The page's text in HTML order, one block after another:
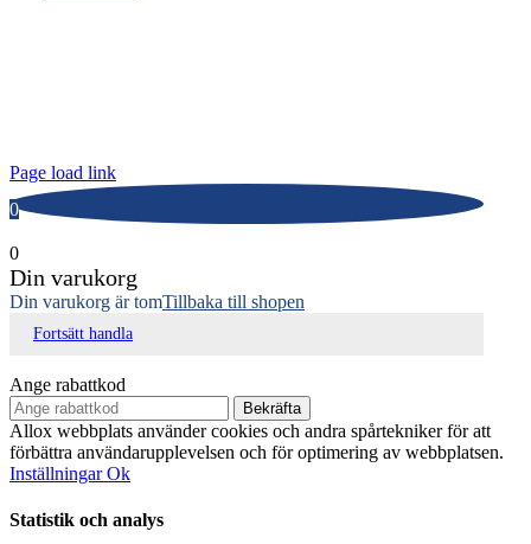
Page load link
0
0
Din varukorg
Din varukorg är tomTillbaka till shopen
Fortsätt handla
Ange rabattkod
Bekräfta
Allox webbplats använder cookies och andra spårtekniker för att
förbättra användarupplevelsen och för optimering av webbplatsen.
InställningarOk
Statistik och analys